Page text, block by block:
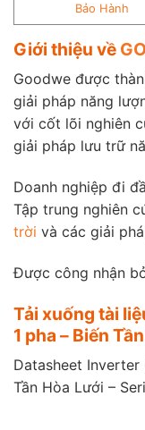
Bảo Hành
Giới thiệu về
Goodwe được
giải pháp năng
với cốt lõi nghiên
giải pháp lưu trữ
Doanh nghiệp đi
Tập trung nghiên
trời và các giải
Được công nhận
Tải xuống tài
1 pha – Biến
Datasheet Inverter
Tần Hòa Lưới –